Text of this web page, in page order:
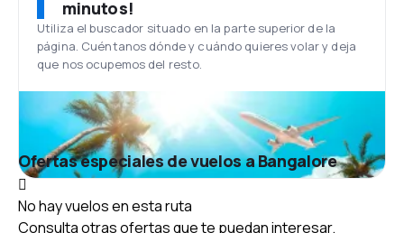
minutos!
Utiliza el buscador situado en la parte superior de la
página. Cuéntanos dónde y cuándo quieres volar y deja
que nos ocupemos del resto.
Ofertas especiales de vuelos a Bangalore
No hay vuelos en esta ruta
Consulta otras ofertas que te puedan interesar.